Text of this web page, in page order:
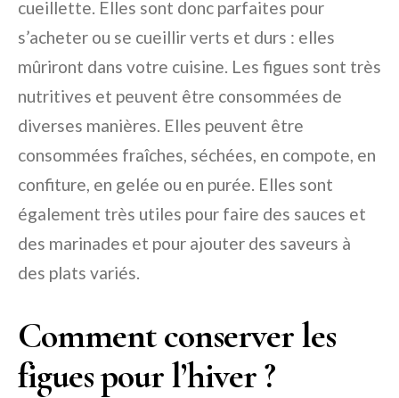
cueillette. Elles sont donc parfaites pour
s’acheter ou se cueillir verts et durs : elles
mûriront dans votre cuisine. Les figues sont très
nutritives et peuvent être consommées de
diverses manières. Elles peuvent être
consommées fraîches, séchées, en compote, en
confiture, en gelée ou en purée. Elles sont
également très utiles pour faire des sauces et
des marinades et pour ajouter des saveurs à
des plats variés.
Comment conserver les
figues pour l’hiver ?